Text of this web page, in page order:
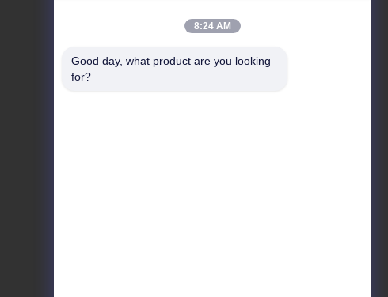
पता
8:24 AM
Good day, what product are you looking
for?